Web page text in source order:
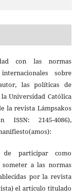
con las normas
sobre
las políticas de
Universidad Católica
la revista Lámpsakos
ISSN: 2145-4086),
participar como
a las normas
por la revista
el artículo titulado